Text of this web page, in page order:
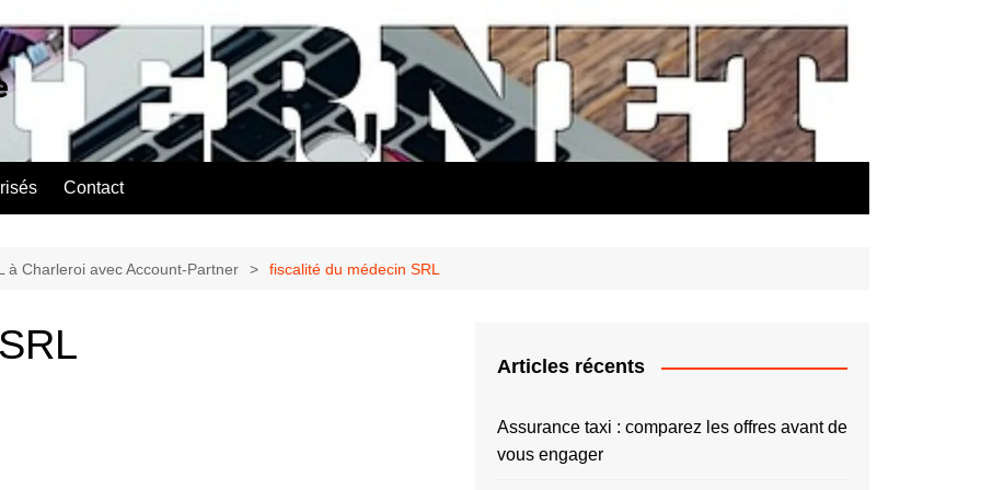
Contact
à Charleroi avec Account-Partner fiscalité du médecin SRL
Articles récents
Assurance taxi : comparez les offres avant de
vous engager